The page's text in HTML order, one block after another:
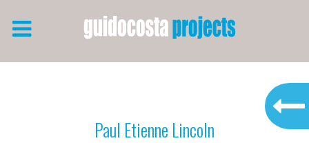
Paul Etienne Lincoln